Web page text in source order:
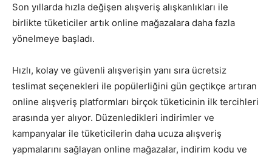
Son yıllarda hızla değişen alışveriş alışkanlıkları ile
birlikte tüketiciler artık online mağazalara daha fazla
yönelmeye başladı.
Hızlı, kolay ve güvenli alışverişin yanı sıra ücretsiz
teslimat seçenekleri ile popülerliğini gün geçtikçe artıran
online alışveriş platformları birçok tüketicinin ilk tercihleri
arasında yer alıyor. Düzenledikleri indirimler ve
kampanyalar ile tüketicilerin daha ucuza alışveriş
yapmalarını sağlayan online mağazalar, indirim kodu ve